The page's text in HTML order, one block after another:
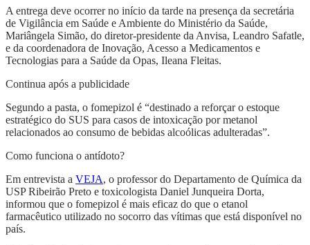
A entrega deve ocorrer no início da tarde na presença da secretária
de Vigilância em Saúde e Ambiente do Ministério da Saúde,
Mariângela Simão, do diretor-presidente da Anvisa, Leandro Safatle,
e da coordenadora de Inovação, Acesso a Medicamentos e
Tecnologias para a Saúde da Opas, Ileana Fleitas.
Continua após a publicidade
Segundo a pasta, o fomepizol é “destinado a reforçar o estoque
estratégico do SUS para casos de intoxicação por metanol
relacionados ao consumo de bebidas alcoólicas adulteradas”.
Como funciona o antídoto?
Em entrevista a VEJA, o professor do Departamento de Química da
USP Ribeirão Preto e toxicologista Daniel Junqueira Dorta,
informou que o fomepizol é mais eficaz do que o etanol
farmacêutico utilizado no socorro das vítimas que está disponível no
país.